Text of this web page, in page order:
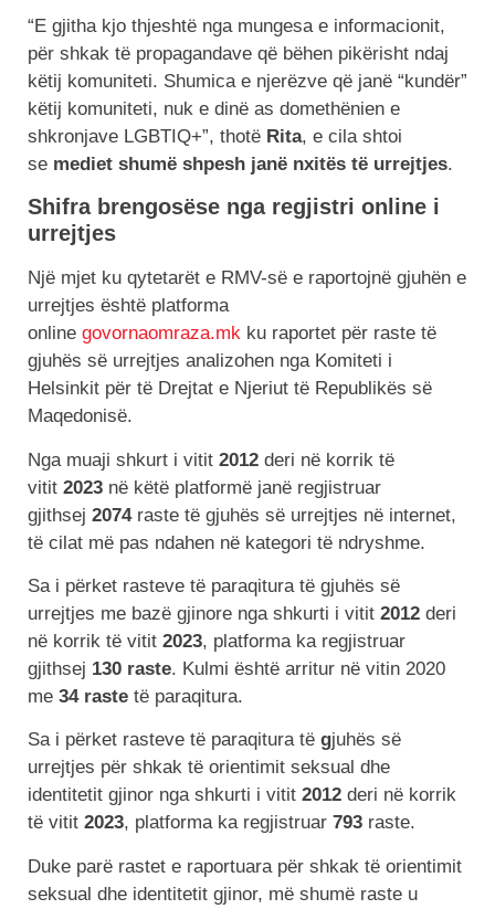
“E gjitha kjo thjeshtë nga mungesa e informacionit,
për shkak të propagandave që bëhen pikërisht ndaj
këtij komuniteti. Shumica e njerëzve që janë “kundër”
këtij komuniteti, nuk e dinë as domethënien e
shkronjave LGBTIQ+”, thotë Rita, e cila shtoi
se mediet shumë shpesh janë nxitës të urrejtjes.
Shifra brengosëse nga regjistri online i
urrejtjes
Një mjet ku qytetarët e RMV-së e raportojnë gjuhën e
urrejtjes është platforma
online govornaomraza.mk ku raportet për raste të
gjuhës së urrejtjes analizohen nga Komiteti i
Helsinkit për të Drejtat e Njeriut të Republikës së
Maqedonisë.
Nga muaji shkurt i vitit 2012 deri në korrik të
vitit 2023 në këtë platformë janë regjistruar
gjithsej 2074 raste të gjuhës së urrejtjes në internet,
të cilat më pas ndahen në kategori të ndryshme.
Sa i përket rasteve të paraqitura të gjuhës së
urrejtjes me bazë gjinore nga shkurti i vitit 2012 deri
në korrik të vitit 2023, platforma ka regjistruar
gjithsej 130 raste. Kulmi është arritur në vitin 2020
me 34 raste të paraqitura.
Sa i përket rasteve të paraqitura të gjuhës së
urrejtjes për shkak të orientimit seksual dhe
identitetit gjinor nga shkurti i vitit 2012 deri në korrik
të vitit 2023, platforma ka regjistruar 793 raste.
Duke parë rastet e raportuara për shkak të orientimit
seksual dhe identitetit gjinor, më shumë raste u